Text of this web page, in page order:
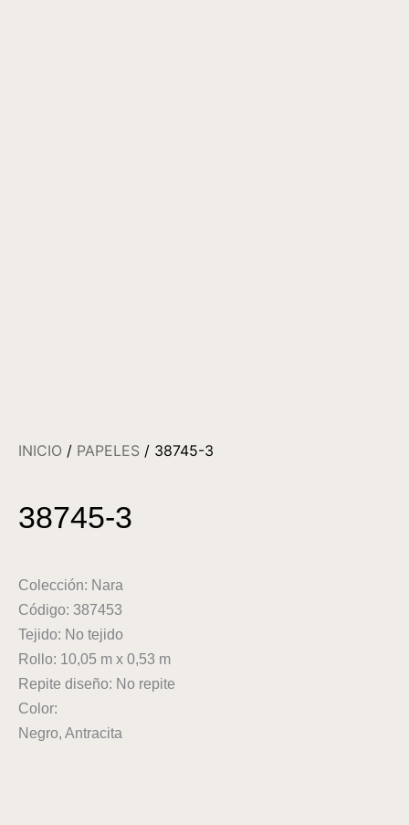
INICIO / PAPELES / 38745-3
38745-3
Colección: Nara
Código: 387453
Tejido: No tejido
Rollo: 10,05 m x 0,53 m
Repite diseño: No repite
Color:
Negro, Antracita